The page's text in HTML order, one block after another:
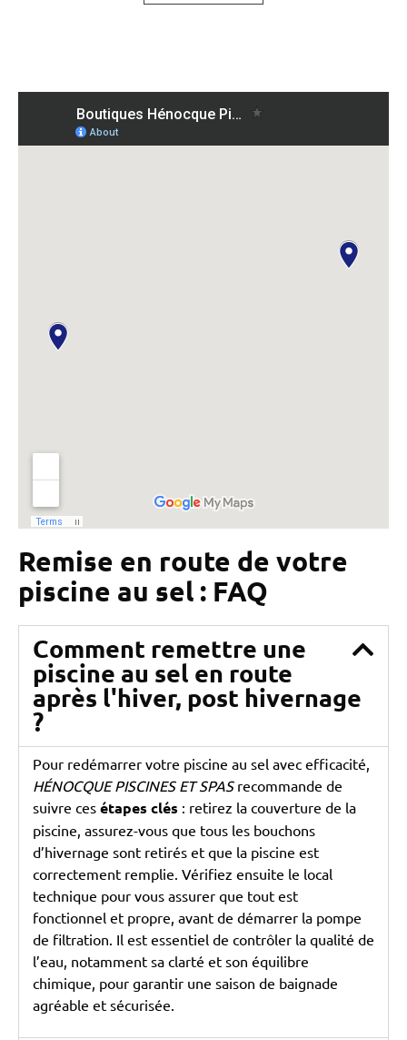
Remise en route de votre
piscine au sel : FAQ
Comment remettre une
piscine au sel en route
après l'hiver, post hivernage
?
Pour redémarrer votre piscine au sel avec efficacité,
HÉNOCQUE PISCINES ET SPASrecommande de
suivre ces étapes clés : retirez la couverture de la
piscine, assurez-vous que tous les bouchons
d’hivernage sont retirés et que la piscine est
correctement remplie. Vérifiez ensuite le local
technique pour vous assurer que tout est
fonctionnel et propre, avant de démarrer la pompe
de filtration. Il est essentiel de contrôler la qualité de
l’eau, notamment sa clarté et son équilibre
chimique, pour garantir une saison de baignade
agréable et sécurisée.